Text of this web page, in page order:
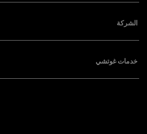
الشركة
خدمات غوتشي